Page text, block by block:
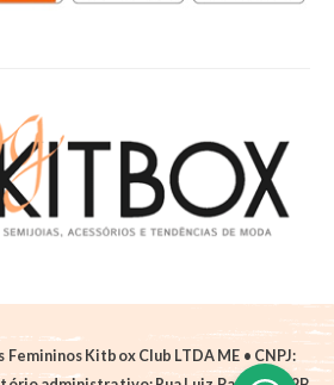
Kitbox Club LTDA ME • CNPJ: